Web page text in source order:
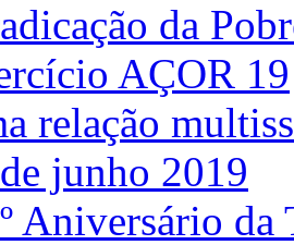
da
AÇOR 19
relação
junho 2019
Aniversário